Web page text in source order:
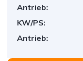
Antrieb:
KW/PS:
Antrieb: